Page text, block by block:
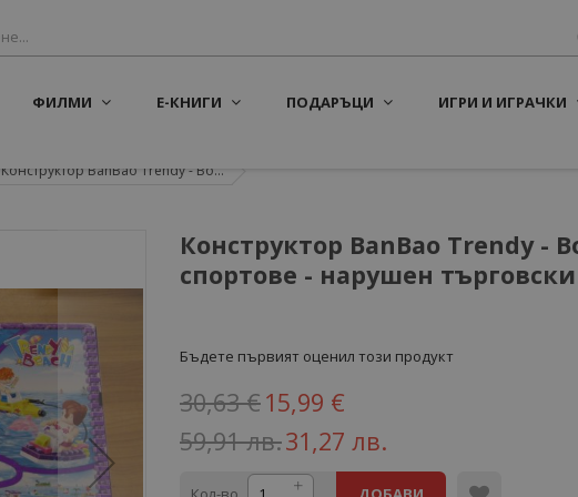
ФИЛМИ Е-КНИГИ ПОДАРЪЦИ ИГРИ И ИГРАЧКИ
Конструктор BanBao Trendy - Во...
Конструктор BanBao Trendy -
спортове - нарушен
Бъдете първият оценил този продукт
30,63 €15,99 €
59,91 лв.31,27 лв.